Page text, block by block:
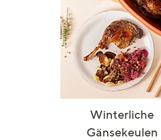
Winterliche
Gänsekeulen